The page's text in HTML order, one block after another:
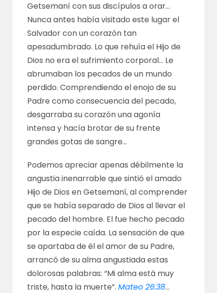
Getsemaní con sus discípulos a orar…
Nunca antes había visitado este lugar el
Salvador con un corazón tan
apesadumbrado. Lo que rehuía el Hijo de
Dios no era el sufrimiento corporal… Le
abrumaban los pecados de un mundo
perdido. Comprendiendo el enojo de su
Padre como consecuencia del pecado,
desgarraba su corazón una agonía
intensa y hacía brotar de su frente
grandes gotas de sangre…
Podemos apreciar apenas débilmente la
angustia inenarrable que sintió el amado
Hijo de Dios en Getsemaní, al comprender
que se había separado de Dios al llevar el
pecado del hombre. El fue hecho pecado
por la especie caída. La sensación de que
se apartaba de él el amor de su Padre,
arrancó de su alma angustiada estas
dolorosas palabras: “Mi alma está muy
triste, hasta la muerte”.Mateo 26:38…